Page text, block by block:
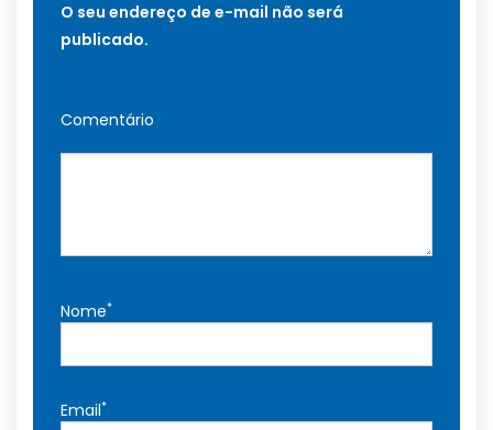
O seu endereço de e-mail não será
publicado.
Comentário
Nome*
Email*